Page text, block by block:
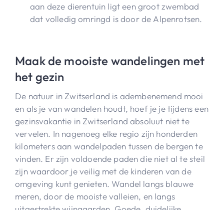
aan deze dierentuin ligt een groot zwembad
dat volledig omringd is door de Alpenrotsen.
Maak de mooiste wandelingen met
het gezin
De natuur in Zwitserland is adembenemend mooi
en als je van wandelen houdt, hoef je je tijdens een
gezinsvakantie in Zwitserland absoluut niet te
vervelen. In nagenoeg elke regio zijn honderden
kilometers aan wandelpaden tussen de bergen te
vinden. Er zijn voldoende paden die niet al te steil
zijn waardoor je veilig met de kinderen van de
omgeving kunt genieten. Wandel langs blauwe
meren, door de mooiste valleien, en langs